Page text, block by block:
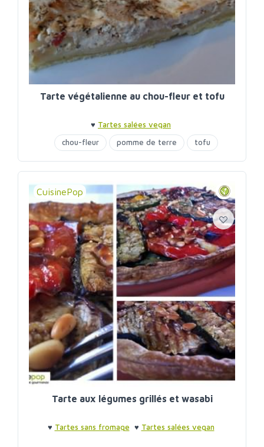
Tarte végétalienne au chou-fleur et tofu
♥ Tartes salées vegan
chou-fleur
pomme de terre tofu
CuisinePop
Tarte aux légumes grillés et wasabi
♥ Tartes sans fromage ♥ Tartes salées vegan